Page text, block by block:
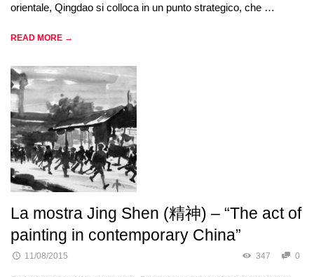
orientale, Qingdao si colloca in un punto strategico, che …
READ MORE →
La mostra Jing Shen (精神) – “The act of
painting in contemporary China”
11/08/2015 347 0